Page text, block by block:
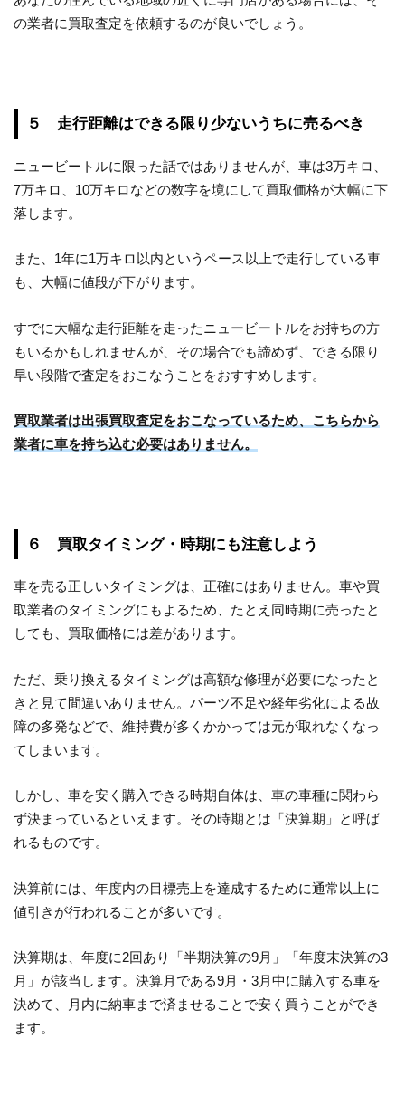
の業者に買取査定を依頼するのが良いでしょう。
５ 走行距離はできる限り少ないうちに売るべき
ニュービートルに限った話ではありませんが、車は3万キロ、
7万キロ、10万キロなどの数字を境にして買取価格が大幅に下
落します。
また、1年に1万キロ以内というペース以上で走行している車
も、大幅に値段が下がります。
すでに大幅な走行距離を走ったニュービートルをお持ちの方
もいるかもしれませんが、その場合でも諦めず、できる限り
早い段階で査定をおこなうことをおすすめします。
買取業者は出張買取査定をおこなっているため、こちらから
業者に車を持ち込む必要はありません。
６ 買取タイミング・時期にも注意しよう
車を売る正しいタイミングは、正確にはありません。車や買
取業者のタイミングにもよるため、たとえ同時期に売ったと
しても、買取価格には差があります。
ただ、乗り換えるタイミングは高額な修理が必要になったと
きと見て間違いありません。パーツ不足や経年劣化による故
障の多発などで、維持費が多くかかっては元が取れなくなっ
てしまいます。
しかし、車を安く購入できる時期自体は、車の車種に関わら
ず決まっているといえます。その時期とは「決算期」と呼ば
れるものです。
決算前には、年度内の目標売上を達成するために通常以上に
値引きが行われることが多いです。
決算期は、年度に2回あり「半期決算の9月」「年度末決算の3
月」が該当します。決算月である9月・3月中に購入する車を
決めて、月内に納車まで済ませることで安く買うことができ
ます。